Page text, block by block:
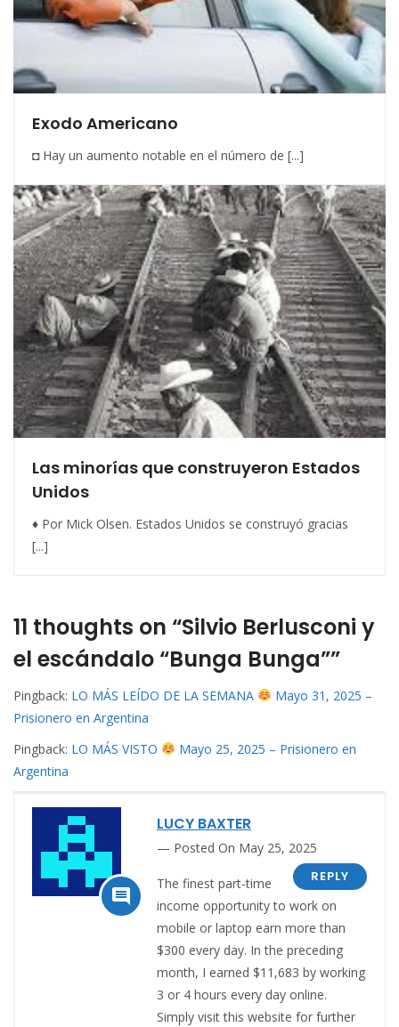
Exodo Americano
◘ Hay un aumento notable en el número de [...]
Las minorías que construyeron Estados
Unidos
♦ Por Mick Olsen. Estados Unidos se construyó gracias
[...]
11 thoughts on “Silvio Berlusconi y
el escándalo “Bunga Bunga””
Pingback: LO MÁS LEÍDO DE LA SEMANA
Mayo 31, 2025 –
Prisionero en Argentina
Pingback: LO MÁS VISTO
Mayo 25, 2025 – Prisionero en
Argentina

LUCY BAXTER
Posted On May 25, 2025
REPLY
The finest part-time
income opportunity to work on
mobile or laptop earn more than
$300 every day. In the preceding
month, I earned $11,683 by working
3 or 4 hours every day online.
Simply visit this website for further